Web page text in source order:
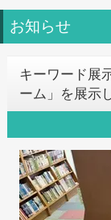
お知らせ
キーワード展
ーム」を展示